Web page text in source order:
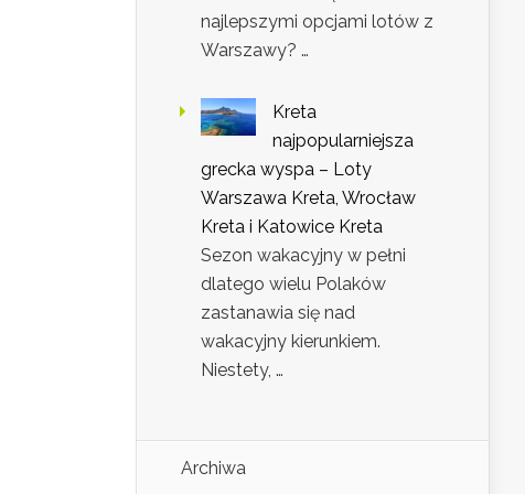
najlepszymi opcjami lotów z
Warszawy? …
Kreta
najpopularniejsza
grecka wyspa – Loty
Warszawa Kreta, Wrocław
Kreta i Katowice Kreta
Sezon wakacyjny w pełni
dlatego wielu Polaków
zastanawia się nad
wakacyjny kierunkiem.
Niestety, …
Archiwa